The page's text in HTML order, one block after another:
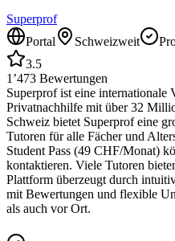
Superprof
Portal
Schweizweit
3.5
1’473 Bewertungen
Superprof ist eine internationale
Privatnachhilfe mit über 32
Schweiz bietet Superprof eine
Tutoren für alle Fächer und
Student Pass (49 CHF/Monat)
kontaktieren. Viele Tutoren
Plattform überzeugt durch
mit Bewertungen und flexible
als auch vor Ort.